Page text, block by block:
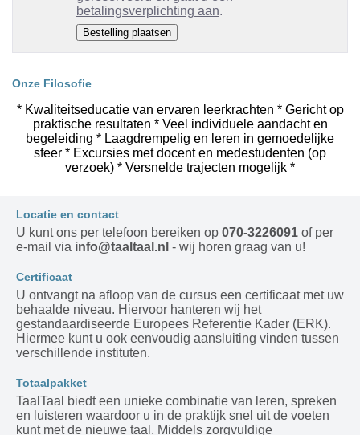
betalingsverplichting aan.
Onze Filosofie
* Kwaliteitseducatie van ervaren leerkrachten * Gericht op
praktische resultaten * Veel individuele aandacht en
begeleiding * Laagdrempelig en leren in gemoedelijke
sfeer * Excursies met docent en medestudenten (op
verzoek) * Versnelde trajecten mogelijk *
Locatie en contact
U kunt ons per telefoon bereiken op 070-3226091 of per
e-mail via info@taaltaal.nl - wij horen graag van u!
Certificaat
U ontvangt na afloop van de cursus een certificaat met uw
behaalde niveau. Hiervoor hanteren wij het
gestandaardiseerde Europees Referentie Kader (ERK).
Hiermee kunt u ook eenvoudig aansluiting vinden tussen
verschillende instituten.
Totaalpakket
TaalTaal biedt een unieke combinatie van leren, spreken
en luisteren waardoor u in de praktijk snel uit de voeten
kunt met de nieuwe taal. Middels zorgvuldige